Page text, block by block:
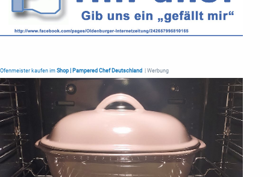
Ofenmeister kaufen im Shop | Pampered Chef Deutschland | Werbung